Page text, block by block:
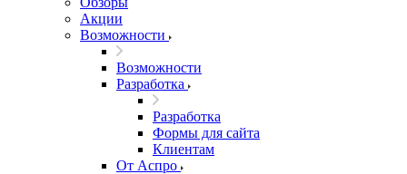
Акции
Возможности
Возможности
Разработка
Разработка
Формы для сайта
Клиентам
От Аспро